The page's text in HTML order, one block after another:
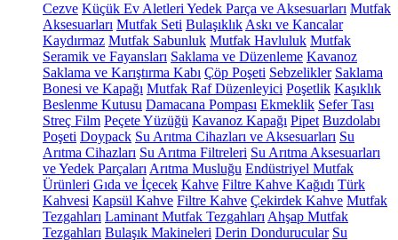
Cezve Küçük Ev Aletleri Yedek Parça ve Aksesuarları Mutfak
Aksesuarları Mutfak Seti Bulaşıklık Askı ve Kancalar
Kaydırmaz Mutfak Sabunluk Mutfak Havluluk Mutfak
Seramik ve Fayansları Saklama ve Düzenleme Kavanoz
Saklama ve Karıştırma Kabı Çöp Poşeti Sebzelikler Saklama
Bonesi ve Kapağı Mutfak Raf Düzenleyici Poşetlik Kaşıklık
Beslenme Kutusu Damacana Pompası Ekmeklik Sefer Tası
Streç Film Peçete Yüzüğü Kavanoz Kapağı Pipet Buzdolabı
Poşeti Doypack Su Arıtma Cihazları ve Aksesuarları Su
Arıtma Cihazları Su Arıtma Filtreleri Su Arıtma Aksesuarları
ve Yedek Parçaları Arıtma Musluğu Endüstriyel Mutfak
Ürünleri Gıda ve İçecek Kahve Filtre Kahve Kağıdı Türk
Kahvesi Kapsül Kahve Filtre Kahve Çekirdek Kahve Mutfak
Tezgahları Laminant Mutfak Tezgahları Ahşap Mutfak
Tezgahları Bulaşık Makineleri Derin Dondurucular Su